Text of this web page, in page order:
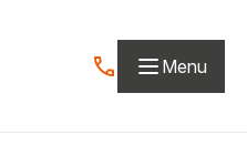
Contactez-nous
Menu